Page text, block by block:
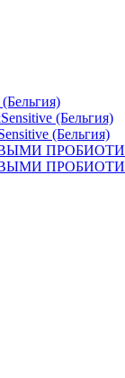
(Бельгия)
(Бельгия)